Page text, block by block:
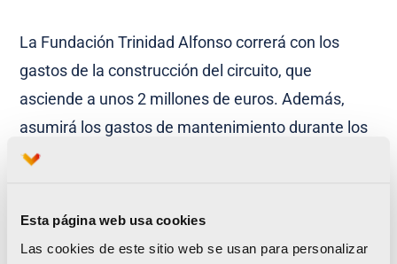
Esta página web usa cookies
Las cookies de este sitio web se usan para personalizar
La Fundación Trinidad Alfonso correrá con los
gastos de la construcción del circuito, que
asciende a unos 2 millones de euros. Además,
asumirá los gastos de mantenimiento durante los
diez años posteriores.
Los Jardines del Turia son actualmente un punto